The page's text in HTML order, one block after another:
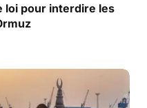
loi pour interdire les